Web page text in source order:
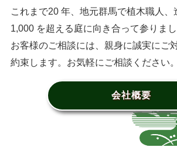
これまで20 年、地元群馬で植木職人、
1,000 を超える庭に向き合って参りまし
お客様のご相談には、親身に誠実にご
約束します。お気軽にご相談ください。
会社概要